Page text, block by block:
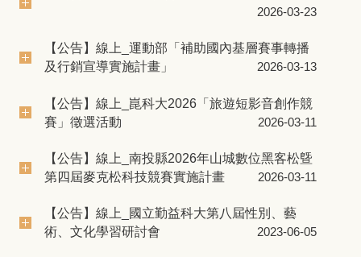
2026-03-23
【公告】線上_運動部「補助國內基層賽事轉播
及行銷宣導實施計畫」
2026-03-13
【公告】線上_崑科大2026「旅遊短影音創作競
賽」徵選活動
2026-03-11
【公告】線上_南投縣2026年山城數位黑客松曁
第四屆麥克松科技競賽實施計畫
2026-03-11
【公告】線上_國立勤益科大第八屆性別、藝
術、文化學習研討會
2023-06-05